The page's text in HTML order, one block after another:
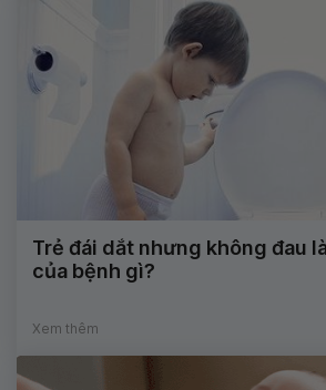
Trẻ đái dắt nhưng không đau
của bệnh gì?
Xem thêm